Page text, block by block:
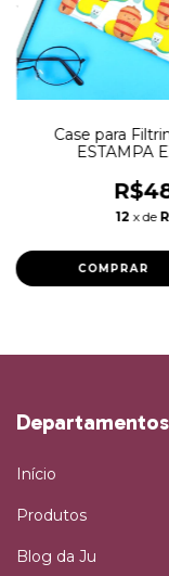
Case para
ESTAMPA
12 x de
Departamentos
Início
Produtos
Blog da Ju